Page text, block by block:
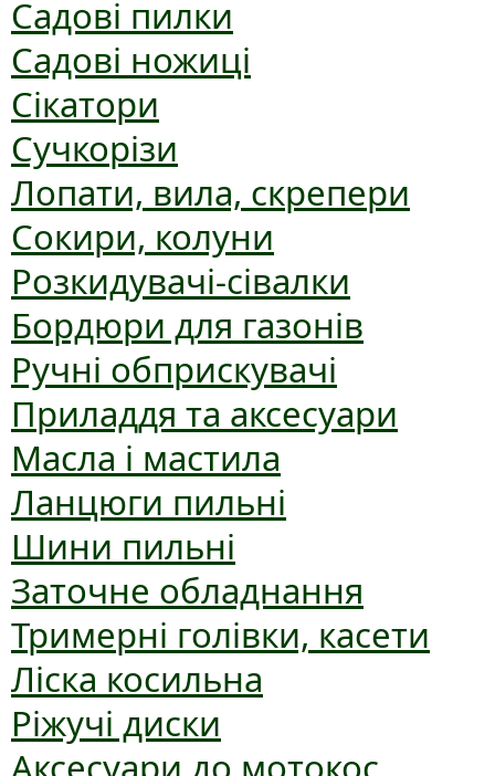
Садові пилки
Садові ножиці
Сікатори
Сучкорізи
Лопати, вила, скрепери
Сокири, колуни
Розкидувачі-сівалки
Бордюри для газонів
Ручні обприскувачі
Приладдя та аксесуари
Масла і мастила
Ланцюги пильні
Шини пильні
Заточне обладнання
Тримерні голівки, касети
Ліска косильна
Ріжучі диски